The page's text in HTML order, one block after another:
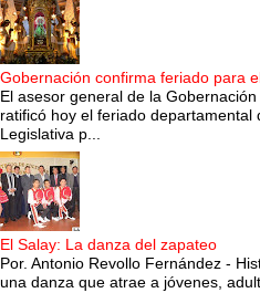
Gobernación confirma feriado para
El asesor general de la
ratificó hoy el feriado departamental
Legislativa p...
El Salay: La danza del zapateo
Por. Antonio Revollo Fernández -
una danza que atrae a jóvenes,